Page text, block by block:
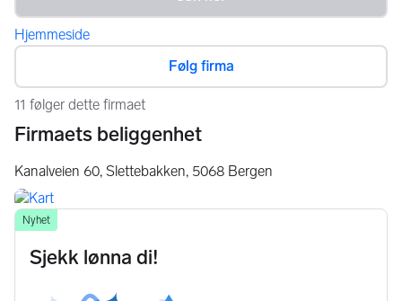
Hjemmeside
Følg firma
11 følger dette firmaet
Firmaets beliggenhet
Kanalveien 60, Slettebakken, 5068 Bergen